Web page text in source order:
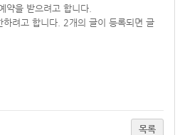
약을 받으려고 합니다.
려고 합니다. 2개의 글이 등록되면 글
목록